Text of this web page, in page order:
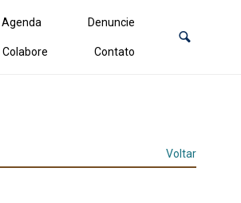
Agenda Denuncie
Colabore Contato
Voltar